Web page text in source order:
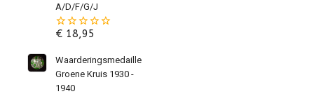
A/D/F/G/J
0
de
5
€18,95
Waarderingsmedaille
Groene Kruis 1930 -
1940